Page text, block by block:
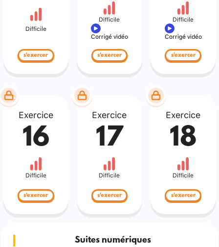
Difficile
s'exercer
Difficile
Corrigé vidéo
s'exercer
Difficile
Corrigé vidéo
s'exercer
Exercice
16
Difficile
s'exercer
Exercice
17
Difficile
s'exercer
Exercice
18
Difficile
s'exercer
Suites numériques